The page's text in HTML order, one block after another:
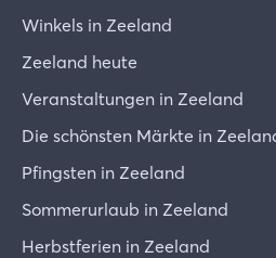
Winkels in Zeeland
Zeeland heute
Veranstaltungen in Zeeland
Die schönsten Märkte in
Pfingsten in Zeeland
Sommerurlaub in Zeeland
Herbstferien in Zeeland